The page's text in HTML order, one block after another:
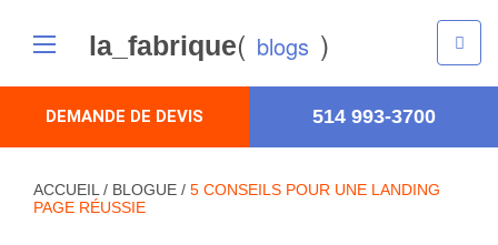
la_fabrique( blogs )
DEMANDE DE DEVIS 514 993-3700
ACCUEIL / BLOGUE / 5 CONSEILS POUR UNE LANDING
PAGE RÉUSSIE